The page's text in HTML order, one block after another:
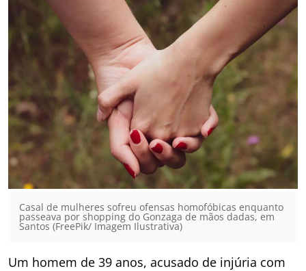
Casal de mulheres sofreu ofensas homofóbicas enquanto
passeava por shopping do Gonzaga de mãos dadas, em
Santos (FreePik/ Imagem Ilustrativa)
Um homem de 39 anos, acusado de injúria com